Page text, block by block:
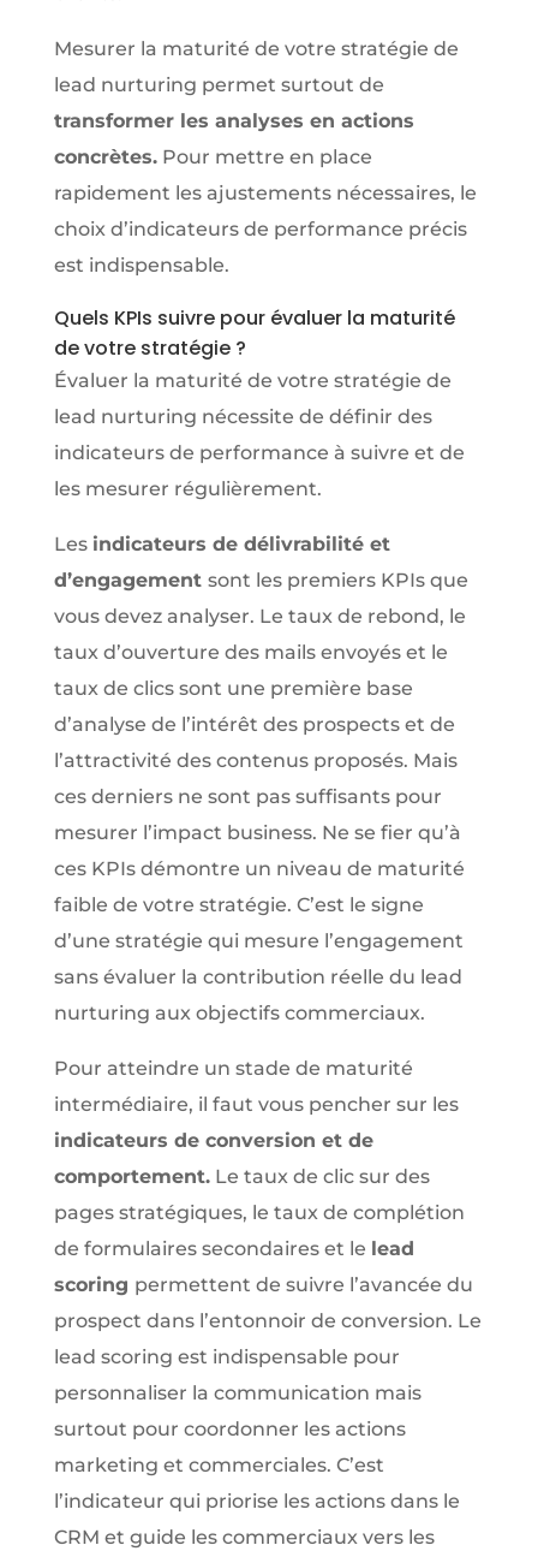
Mesurer la maturité de votre stratégie de
lead nurturing permet surtout de
transformer les analyses en actions
concrètes.Pour mettre en place
rapidement les ajustements nécessaires, le
choix d’indicateurs de performance précis
est indispensable.
Quels KPIs suivre pour évaluer la maturité
de votre stratégie ?
Évaluer la maturité de votre stratégie de
lead nurturing nécessite de définir des
indicateurs de performance à suivre et de
les mesurer régulièrement.
Les indicateurs de délivrabilité et
d’engagement sont les premiers KPIs que
vous devez analyser. Le taux de rebond, le
taux d’ouverture des mails envoyés et le
taux de clics sont une première base
d’analyse de l’intérêt des prospects et de
l’attractivité des contenus proposés. Mais
ces derniers ne sont pas suffisants pour
mesurer l’impact business. Ne se fier qu’à
ces KPIs démontre un niveau de maturité
faible de votre stratégie. C’est le signe
d’une stratégie qui mesure l’engagement
sans évaluer la contribution réelle du lead
nurturing aux objectifs commerciaux.
Pour atteindre un stade de maturité
intermédiaire, il faut vous pencher sur les
indicateurs de conversion et de
comportement.Le taux de clic sur des
pages stratégiques, le taux de complétion
de formulaires secondaires et le lead
scoring permettent de suivre l’avancée du
prospect dans l’entonnoir de conversion. Le
lead scoring est indispensable pour
personnaliser la communication mais
surtout pour coordonner les actions
marketing et commerciales. C’est
l’indicateur qui priorise les actions dans le
CRM et guide les commerciaux vers les